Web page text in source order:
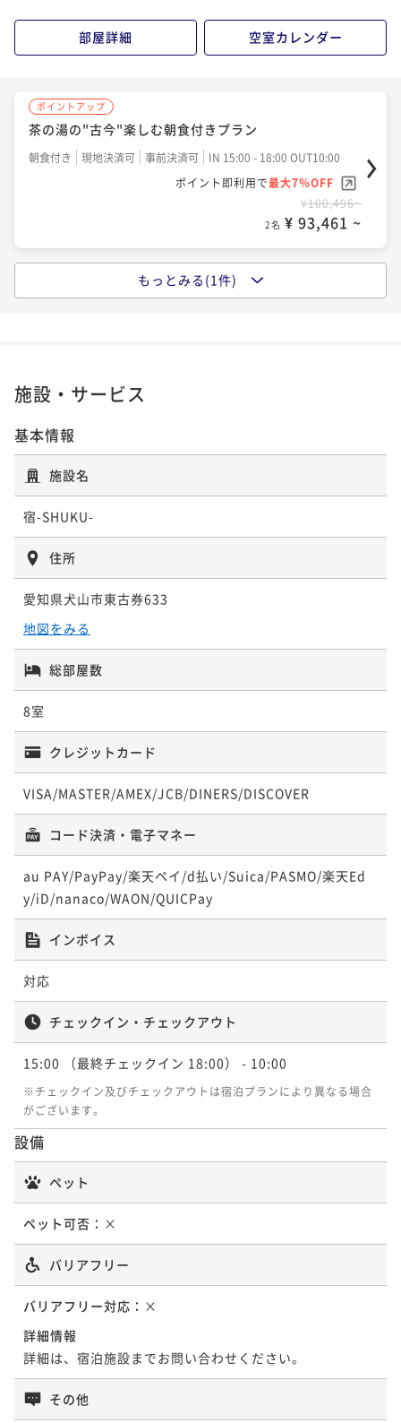
部屋詳細 空室カレンダー
ポイントアップ
茶の湯の"古今"楽しむ朝食付きプラン
朝食付き 現地決済可 事前決済可
IN 15:00 - 18:00 OUT10:00
ポイント即利用で最大7％OFF
¥100,496~
2名 ¥ 93,461 ~
犬山城下町を楽しむレギュラープラン 2食付き
もっとみる(1件)
施設・サービス
基本情報
施設名
宿-SHUKU-
住所
愛知県犬山市東古券633
地図をみる
総部屋数
8室
クレジットカード
VISA/MASTER/AMEX/JCB/DINERS/DISCOVER
コード決済・電子マネー
au PAY/PayPay/楽天ペイ/d払い/Suica/PASMO/楽天Ed
y/iD/nanaco/WAON/QUICPay
インボイス
対応
チェックイン・チェックアウト
15:00 （最終チェックイン 18:00） - 10:00
※チェックイン及びチェックアウトは宿泊プランにより異なる場合
がございます。
設備
ペット
ペット可否： ×
バリアフリー
バリアフリー対応： ×
詳細情報
詳細は、宿泊施設までお問い合わせください。
その他